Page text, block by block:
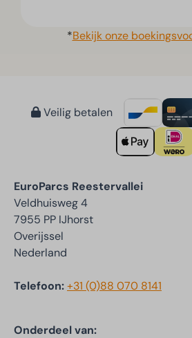
*Bekijk onze
Veilig betalen
EuroParcs Reestervallei
Veldhuisweg 4
7955 PP IJhorst
Overijssel
Nederland
Telefoon:+31 (0)88 070 8141
Onderdeel van: